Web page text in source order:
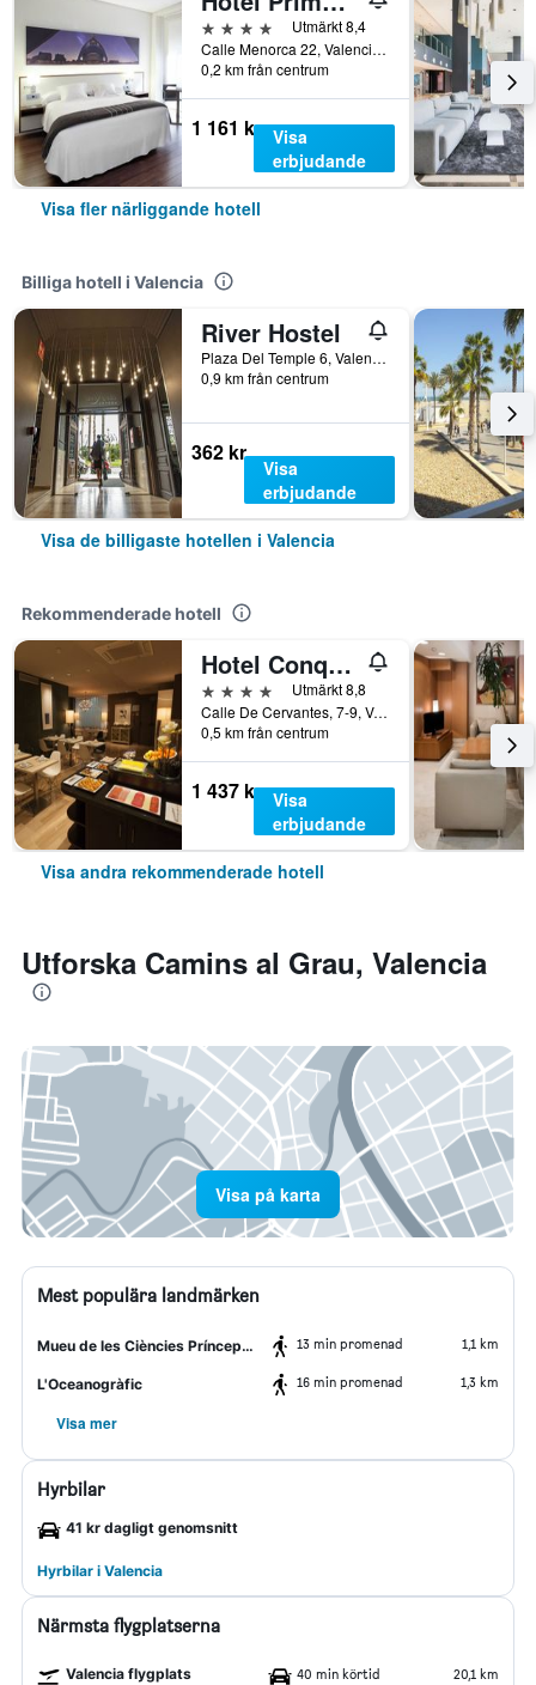
4 stjärnor
Utmärkt 8,4
Calle Menorca 22, Valencia, Valencia, Spanien
0,2 km från centrum
1 161 kr Visa
erbjudande
Visa fler närliggande hotell
Billiga hotell i Valencia
River Hostel
Plaza Del Temple 6, Valencia, Valencia, Spanien
0,9 km från centrum
362 kr
Visa
erbjudande
Visa de billigaste hotellen i Valencia
Rekommenderade hotell
Hotel Conqueridor
4 stjärnor
Utmärkt 8,8
Calle De Cervantes, 7-9, Valencia, Valencia, Spanien
0,5 km från centrum
1 437 kr Visa
erbjudande
Visa andra rekommenderade hotell
Utforska Camins al Grau, Valencia
Visa på karta
Mest populära landmärken
Mueu de les Ciències Príncep Felipe 13 min promenad 1,1 km
L'Oceanogràfic 16 min promenad 1,3 km
Visa mer
Hyrbilar
41 kr dagligt genomsnitt
Hyrbilar i Valencia
Närmsta flygplatserna
Valencia flygplats 40 min körtid 20,1 km